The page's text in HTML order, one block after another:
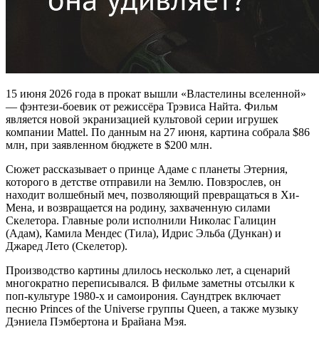
15 июня 2026 года в прокат вышли «Властелины вселенной»
— фэнтези-боевик от режиссёра Трэвиса Найта. Фильм
является новой экранизацией культовой серии игрушек
компании Mattel. По данным на 27 июня, картина собрала $86
млн, при заявленном бюджете в $200 млн.
Сюжет рассказывает о принце Адаме с планеты Этерния,
которого в детстве отправили на Землю. Повзрослев, он
находит волшебный меч, позволяющий превращаться в Хи-
Мена, и возвращается на родину, захваченную силами
Скелетора. Главные роли исполнили Николас Галицин
(Адам), Камила Мендес (Тила), Идрис Эльба (Дункан) и
Джаред Лето (Скелетор).
Производство картины длилось несколько лет, а сценарий
многократно переписывался. В фильме заметны отсылки к
поп-культуре 1980-х и самоирония. Саундтрек включает
песню Princes of the Universe группы Queen, а также музыку
Дэниела Пэмбертона и Брайана Мэя.